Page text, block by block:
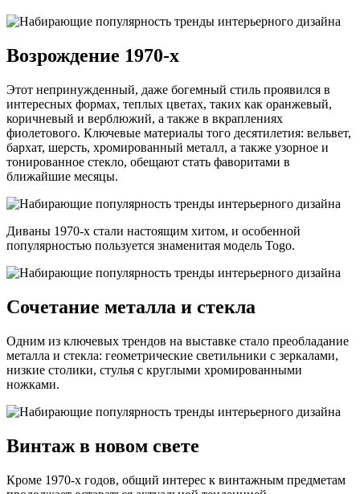
Возрождение 1970-х
Этот непринужденный, даже богемный стиль проявился в
интересных формах, теплых цветах, таких как оранжевый,
коричневый и верблюжий, а также в вкраплениях
фиолетового. Ключевые материалы того десятилетия: вельвет,
бархат, шерсть, хромированный металл, а также узорное и
тонированное стекло, обещают стать фаворитами в
ближайшие месяцы.
Диваны 1970-х стали настоящим хитом, и особенной
популярностью пользуется знаменитая модель Togo.
Сочетание металла и стекла
Одним из ключевых трендов на выставке стало преобладание
металла и стекла: геометрические светильники с зеркалами,
низкие столики, стулья с круглыми хромированными
ножками.
Винтаж в новом свете
Кроме 1970-х годов, общий интерес к винтажным предметам